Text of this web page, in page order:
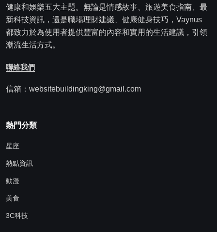
健康和娛樂五大主題。無論是情感故事、旅遊美食指南、最
新科技資訊，還是職場理財建議、健康健身技巧，Vaynus
都致力於為使用者提供豐富的內容和實用的生活建議，引領
潮流生活方式。
聯絡我們
信箱：websitebuildingking@gmail.com
熱門分類
星座
熱點資訊
動漫
美食
3C科技